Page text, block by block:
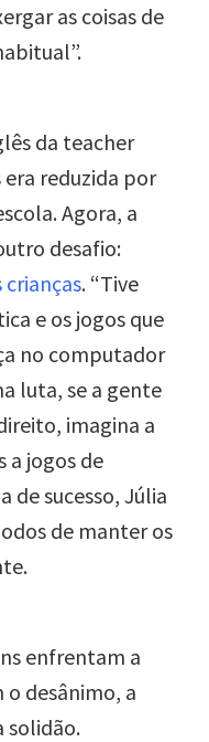
as coisas de
da teacher
reduzida por
Agora, a
desafio:
. “Tive
e os jogos que
no computador
luta, se a gente
imagina a
a jogos de
de sucesso, Júlia
de manter os
enfrentam a
desânimo, a
solidão.